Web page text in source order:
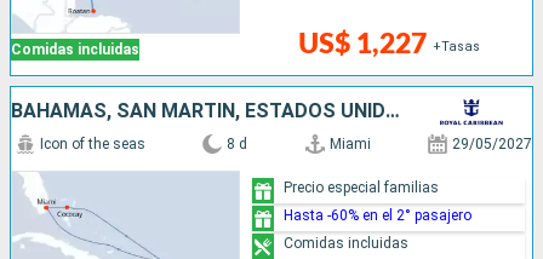
Comidas incluidas US$ 1,227 +Tasas
BAHAMAS, SAN MARTÍN, ESTADOS UNIDOS
Icon of the seas 8 d Miami 29/05/2027
Precio especial familias
Hasta -60% en el 2° pasajero
Comidas incluidas